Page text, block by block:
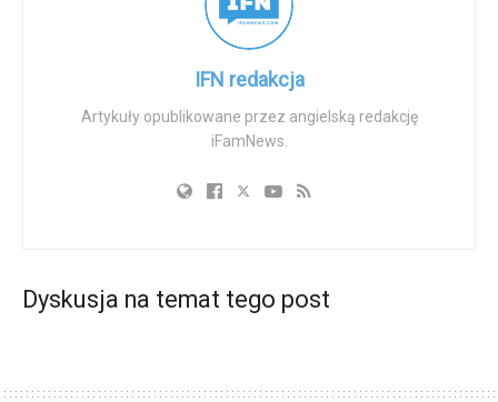
waszyngtońską kancelarię prawną i wydaje się
przedstawiać zarzuty nauczycielki jako odwetowe i
nieuzasadnione, mimo że sprawa dotyczy potencjalnego
naruszenia zasady transparentności wobec rodziców.
możliwością, że wrażliwe ciężarne uczennice mogą być
rodziców do informacji, odpowiedzialność szkół za
ochronę dzieci oraz ochronę nienarodzonych istnień, gdy
W miarę jak trwają dochodzenia – w tym prowadzone
IFN redakcja
Artykuły opublikowane przez angielską redakcję
iFamNews.
Dyskusja na temat tego post